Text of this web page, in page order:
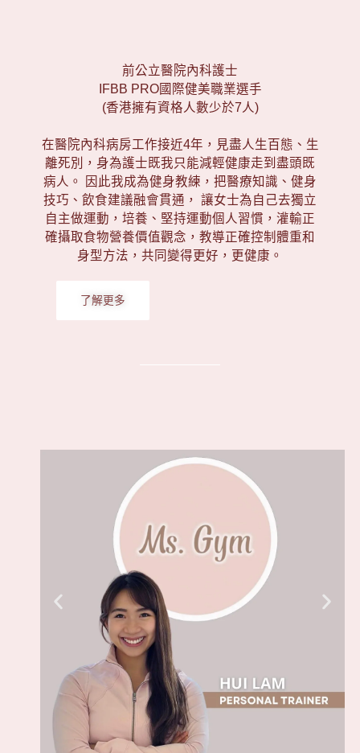
前公立醫院內科護士
IFBB PRO國際健美職業選手
(香港擁有資格人數少於7人)
在醫院內科病房工作接近4年，見盡人生百態、生
離死別，身為護士既我只能減輕健康走到盡頭既
病人。 因此我成為健身教練，把醫療知識、健身
技巧、飲食建議融會貫通， 讓女士為自己去獨立
自主做運動，培養、堅持運動個人習慣，灌輸正
確攝取食物營養價值觀念，教導正確控制體重和
身型方法，共同變得更好，更健康。
了解更多